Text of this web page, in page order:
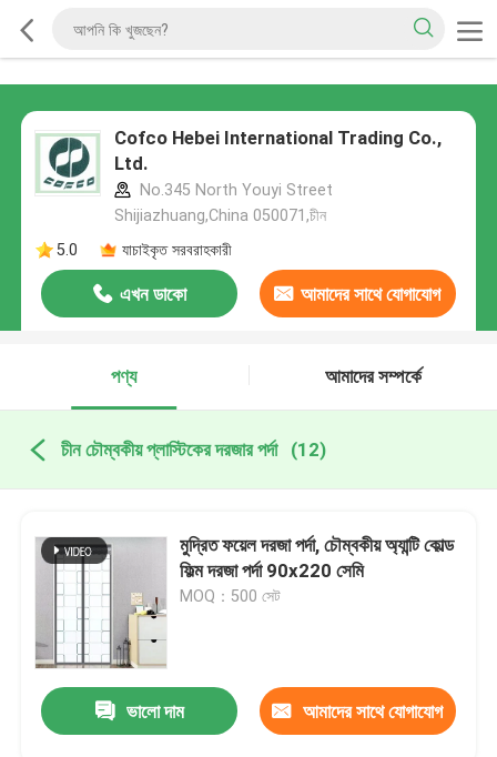
Cofco Hebei International Trading Co.,
Ltd.
No.345 North Youyi Street
Shijiazhuang,China 050071,চীন
5.0
যাচাইকৃত সরবরাহকারী
এখন ডাকো আমাদের সাথে যোগাযোগ
পণ্য
আমাদের সম্পর্কে
চীন চৌম্বকীয় প্লাস্টিকের দরজার পর্দা (12)
মুদ্রিত ফয়েল দরজা পর্দা, চৌম্বকীয় অ্যান্টি কোল্ড
ফিল্ম দরজা পর্দা 90x220 সেমি
MOQ：500 সেট
ভালো দাম আমাদের সাথে যোগাযোগ